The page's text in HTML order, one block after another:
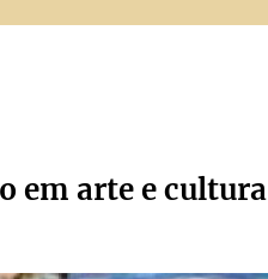
em arte e cultura